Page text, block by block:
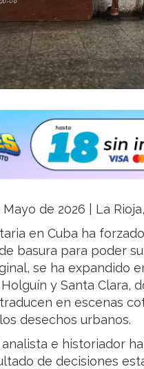
Mayo de 2026 | La
en Cuba ha
basura para poder
se ha expandido
y Santa Clara,
en escenas
desechos urbanos.
e historiador
de decisiones